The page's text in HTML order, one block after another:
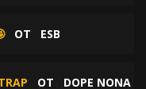
ОТ ESB
ОТ DOPE NONA